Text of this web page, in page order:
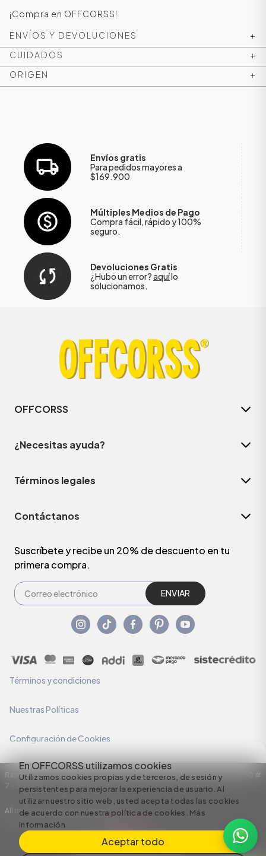
En OFFCORSS utilizamos cookies
Utilizamos cookies propias y de terceros, de sesión y
persistentes para mejorar la experiencia de usuario. Al
utilizar nuestro sitio web, usted acepta todas las cookies
de acuerdo con nuestra política de cookies. Más
información
Aceptar todo
¡Compra en OFFCORSS!
ENVÍOS Y DEVOLUCIONES
+
CUIDADOS
+
ORIGEN
+
Envíos gratis
Para pedidos mayores a
$169.900
Múltiples Medios de Pago
Compra fácil, rápido y 100%
seguro.
Devoluciones Gratis
¿Hubo un error?aquílo
solucionamos.
OFFCORSS
¿Necesitas ayuda?
Términos legales
Contáctanos
Suscríbete y recibe un 20% de descuento en tu
primera compra.
ENVIAR
Términos y condiciones
Nuestras Políticas
Configuración de Cookies
Razón Social: C.I HERMECO S.A. NIT: 890924167-6 Dirección: Carrera 50 #
7 – 35
All rights reserved empowered by